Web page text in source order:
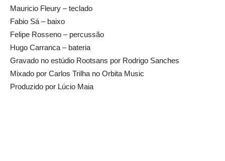
Mauricio Fleury – teclado
Fabio Sá – baixo
Felipe Rosseno – percussão
Hugo Carranca – bateria
Gravado no estúdio Rootsans por Rodrigo Sanches
Mixado por Carlos Trilha no Orbita Music
Produzido por Lúcio Maia